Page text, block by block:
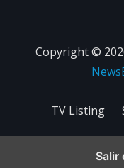
Copyright ©
TV Listing
Salir